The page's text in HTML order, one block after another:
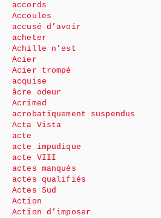
accords
Accoules
accusé d’avoir
acheter
Achille n’est
Acier
Acier trompé
acquise
âcre odeur
Acrimed
acrobatiquement suspendus
Acta Vista
acte
acte impudique
acte VIII
actes manqués
actes qualifiés
Actes Sud
Action
Action d’imposer